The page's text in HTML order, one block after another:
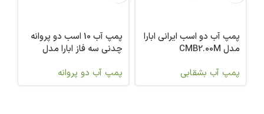
پمپ آب دو اسب ایرانی ابارا
مدل CMB2.00M
پمپ آب بشقابی
پمپ آب 10 اسب دو پروانه
چدنی سه فاز ابارا مدل
پمپ آب دو پروانه